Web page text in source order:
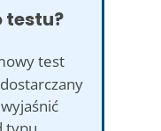
testu?
test